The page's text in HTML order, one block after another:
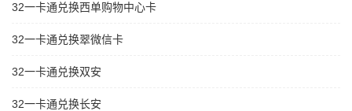
32一卡通兑换西单购物中心卡
32一卡通兑换翠微信卡
32一卡通兑换双安
32一卡通兑换长安